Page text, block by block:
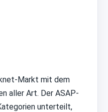
Markt mit dem
aller Art. Der ASAP-
unterteilt,